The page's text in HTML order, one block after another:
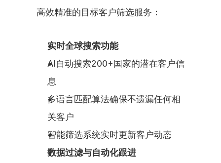
高效精准的目标客户筛选服务：
实时全球搜索功能
AI自动搜索200+国家的潜在客户信
息
多语言匹配算法确保不遗漏任何相
关客户
智能筛选系统实时更新客户动态
数据过滤与自动化跟进